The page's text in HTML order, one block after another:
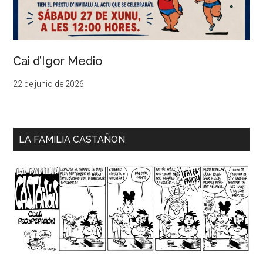
Cai d’Igor Medio
22 de junio de 2026
LA FAMILIA CASTAÑON